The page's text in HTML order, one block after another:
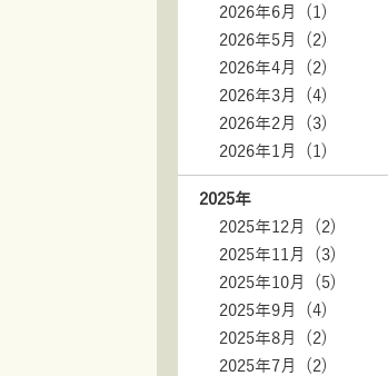
2026年6月 (1)
2026年5月 (2)
2026年4月 (2)
2026年3月 (4)
2026年2月 (3)
2026年1月 (1)
2025年
2025年12月 (2)
2025年11月 (3)
2025年10月 (5)
2025年9月 (4)
2025年8月 (2)
2025年7月 (2)